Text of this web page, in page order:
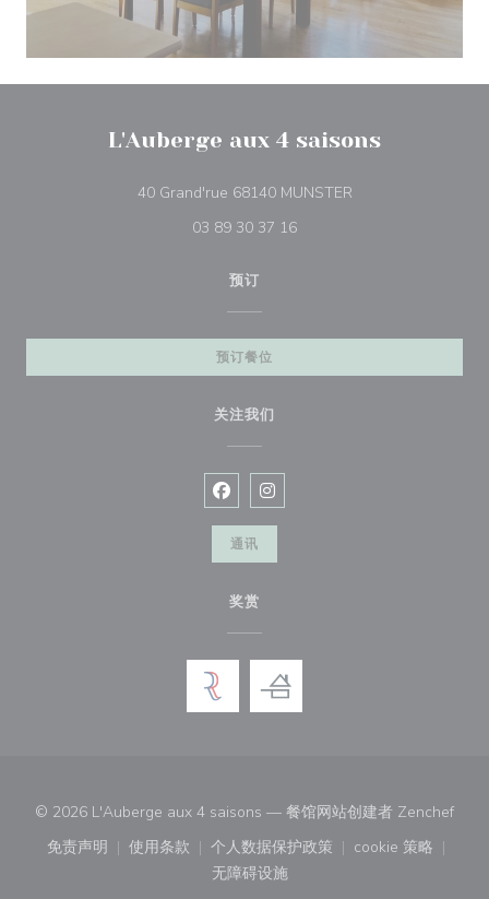
L'Auberge aux 4 saisons
40 Grand'rue 68140 MUNSTER((在新窗口中打开))
03 89 30 37 16
预订
预订餐位
关注我们
Facebook ((在新窗口中打开))
Instagram ((在新窗口中打开))
通讯
奖赏
© 2026 L'Auberge aux 4 saisons — 餐馆网站创建者 Zenchef((在
免责声明
((在新窗口中打开))
使用条款
((在新窗口中打开))
个人数据保护政策
((在新窗口中打开))
cookie 策略
((在新窗口
无障碍设施
((在新窗口中打开))